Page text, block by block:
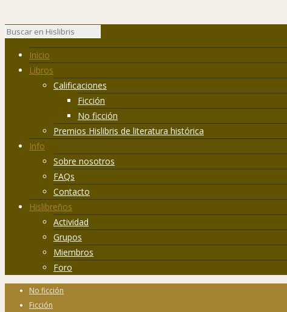
Inicio
Libros
Calificaciones
Ficción
No ficción
Premios Hislibris de literatura histórica
Info
Sobre nosotros
FAQs
Contacto
Hislibreños
Actividad
Grupos
Miembros
Foro
No ficción
Ficción